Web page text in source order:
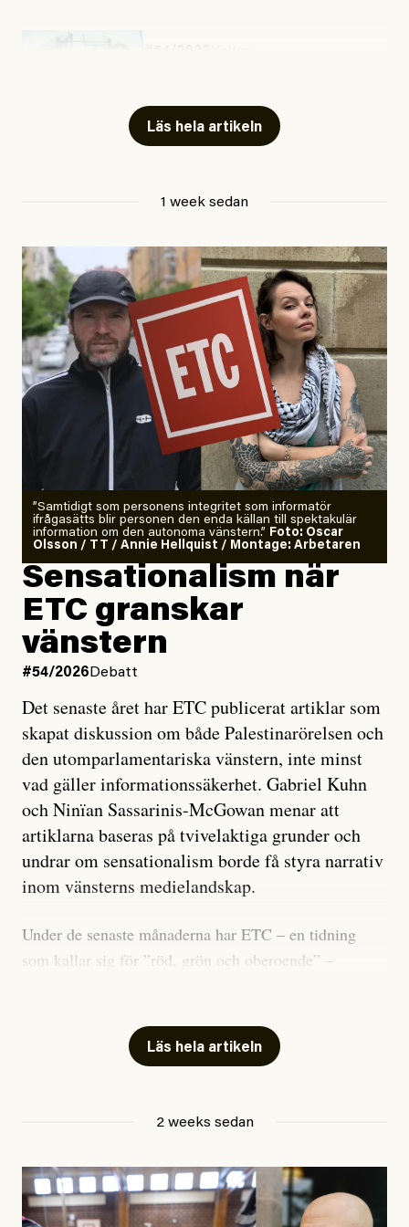
Läs hela artikeln
1 week sedan
”Samtidigt som personens integritet som informatör
ifrågasätts blir personen den enda källan till spektakulär
information om den autonoma vänstern.” Foto: Oscar
Olsson / TT / Annie Hellquist / Montage: Arbetaren
Sensationalism när
ETC granskar
vänstern
#54/2026 Debatt
Det senaste året har ETC publicerat artiklar som
skapat diskussion om både Palestinarörelsen och
den utomparlamentariska vänstern, inte minst
vad gäller informationssäkerhet. Gabriel Kuhn
och Ninïan Sassarinis-McGowan menar att
artiklarna baseras på tvivelaktiga grunder och
undrar om sensationalism borde få styra narrativ
inom vänsterns medielandskap.
Under de senaste månaderna har ETC – en tidning
som kallar sig för ”röd, grön och oberoende” –
skriver för? Vad betyder det att vara en ”röd, grön och
oberoende” tidning? Och vad är egentligen bra
utpekas som israelisk infiltratör”. Enligt ingressen
handlar artikeln om en person vars ”bakgrund skapar
Läs hela artikeln
2 weeks sedan